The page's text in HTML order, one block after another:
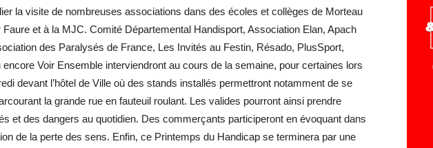
la visite de nombreuses associations dans des écoles et collèges de Morteau
Faure et à la MJC. Comité Départemental Handisport, Association Elan, Apach
des Paralysés de France, Les Invités au Festin, Résado, PlusSport,
Voir Ensemble interviendront au cours de la semaine, pour certaines lors
devant l’hôtel de Ville où des stands installés permettront notamment de se
la grande rue en fauteuil roulant. Les valides pourront ainsi prendre
et des dangers au quotidien. Des commerçants participeront en évoquant dans
de la perte des sens. Enfin, ce Printemps du Handicap se terminera par une